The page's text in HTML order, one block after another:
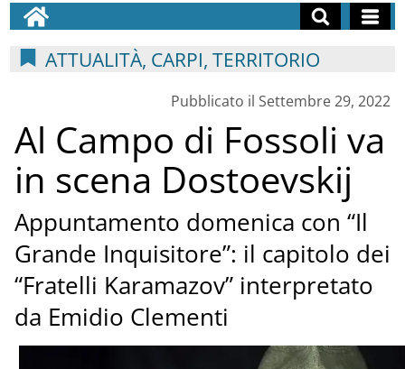
ATTUALITÀ, CARPI, TERRITORIO
Pubblicato il Settembre 29, 2022
Al Campo di Fossoli va
in scena Dostoevskij
Appuntamento domenica con “Il
Grande Inquisitore”: il capitolo dei
“Fratelli Karamazov” interpretato
da Emidio Clementi